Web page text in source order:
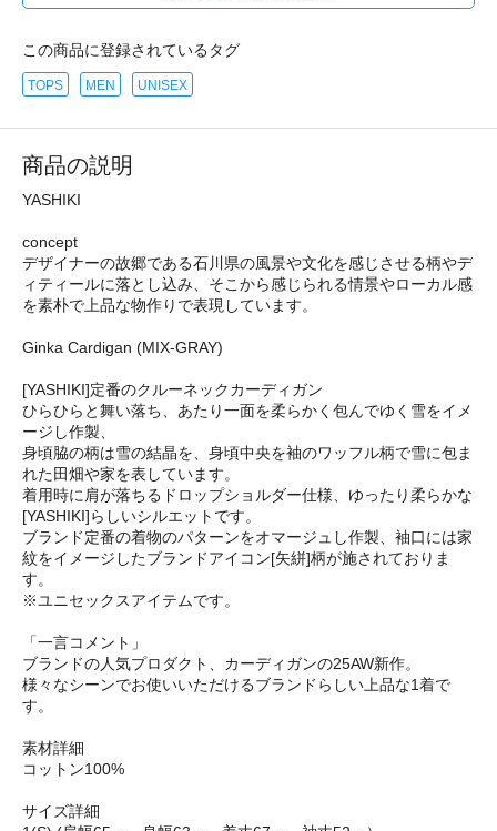
この商品に登録されているタグ
TOPS MEN UNISEX
商品の説明
YASHIKI
concept
デザイナーの故郷である石川県の風景や文化を感じさせる柄やデ
ィティールに落とし込み、そこから感じられる情景やローカル感
を素朴で上品な物作りで表現しています。
Ginka Cardigan (MIX-GRAY)
[YASHIKI]定番のクルーネックカーディガン
ひらひらと舞い落ち、あたり一面を柔らかく包んでゆく雪をイメ
ージし作製、
身頃脇の柄は雪の結晶を、身頃中央を袖のワッフル柄で雪に包ま
れた田畑や家を表しています。
着用時に肩が落ちるドロップショルダー仕様、ゆったり柔らかな
[YASHIKI]らしいシルエットです。
ブランド定番の着物のパターンをオマージュし作製、袖口には家
紋をイメージしたブランドアイコン[矢絣]柄が施されておりま
す。
※ユニセックスアイテムです。
「一言コメント」
ブランドの人気プロダクト、カーディガンの25AW新作。
様々なシーンでお使いいただけるブランドらしい上品な1着で
す。
素材詳細
コットン100%
サイズ詳細